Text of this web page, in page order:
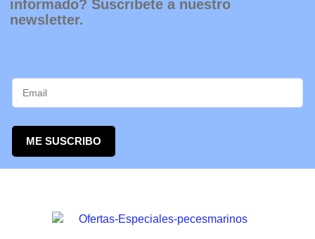
informado? Suscribete a nuestro
newsletter.
ME SUSCRIBO